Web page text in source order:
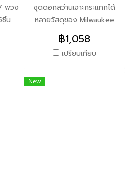
ทก
ดอก
น
กไร้
ด
ทก
พวง
ชิ้น
กฟ
ด
แรง
ให้
ไป
ชุดดอกสว่านเจาะกระแทกได้
หลายวัสดุของ Milwaukee
SHOCKWAVE ออกแบบด้วย
ปลายคาร์ไบด์ 2 แฉกเพื่อให้มี
ความทนทานควบคู่ไปกับความเก
เหนียวและหลากหลาย เช่น
฿1,058
เปรียบเทียบ
New